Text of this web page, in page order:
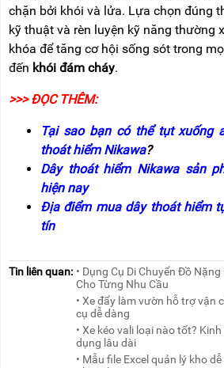
chặn bởi khói và lửa. Lựa chọn đúng
kỹ thuật và rèn luyện kỹ năng thường
khóa để tăng cơ hội sống sót trong
đến khói đám cháy.
>>> ĐỌC THÊM:
Tại sao bạn có thể tụt xuống
thoát hiểm Nikawa?
Dây thoát hiểm Nikawa sản
hiện nay
Địa điểm mua dây thoát hiểm
tín
Tin liên quan: • Dụng Cụ Di Chuyển Đồ
Cho Từng Nhu Cầu
• Xe đẩy làm vườn hỗ trợ vận
cụ dễ dàng
• Xe kéo vali loại nào tốt?
dụng lâu dài
• Mẫu file Excel quản lý kho